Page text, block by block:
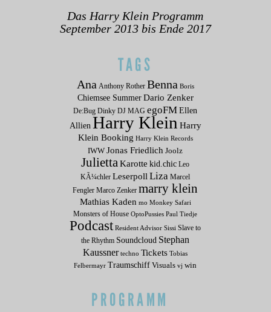
Das Harry Klein Programm
September 2013 bis Ende 2017
TAGS
Ana Anthony Rother Benna Boris
Chiemsee Summer Dario Zenker
De:Bug Dinky DJ MAG egoFM Ellen
Allien Harry Klein Harry
Klein Booking Harry Klein Records
IWW Jonas Friedlich Joolz
Julietta Karotte kid.chic Leo
KÃ¼chler Leserpoll Liza Marcel
Fengler Marco Zenker marry klein
Mathias Kaden mo Monkey Safari
Monsters of House OptoPussies Paul Tiedje
Podcast Resident Advisor Sissi Slave to
the Rhythm Soundcloud Stephan
Kaussner techno Tickets Tobias
Felbermayr Traumschiff Visuals vj win
PROGRAMM